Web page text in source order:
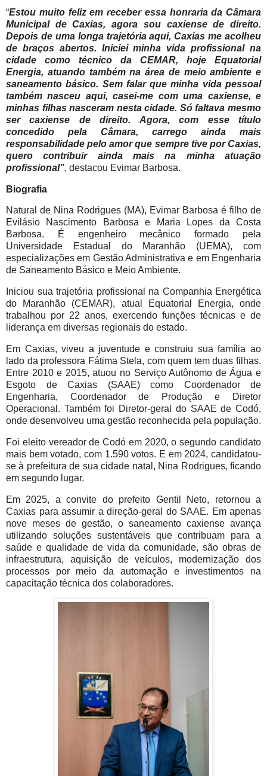
“Estou muito feliz em receber essa honraria da Câmara
Municipal de Caxias, agora sou caxiense de direito.
Depois de uma longa trajetória aqui, Caxias me acolheu
de braços abertos. Iniciei minha vida profissional na
cidade como técnico da CEMAR, hoje Equatorial
Energia, atuando também na área de meio ambiente e
saneamento básico. Sem falar que minha vida pessoal
também nasceu aqui, casei-me com uma caxiense, e
minhas filhas nasceram nesta cidade. Só faltava mesmo
ser caxiense de direito. Agora, com esse título
concedido pela Câmara, carrego ainda mais
responsabilidade pelo amor que sempre tive por Caxias,
quero contribuir ainda mais na minha atuação
profissional”, destacou Evimar Barbosa.
Biografia
Natural de Nina Rodrigues (MA), Evimar Barbosa é filho de
Evilásio Nascimento Barbosa e Maria Lopes da Costa
Barbosa. É engenheiro mecânico formado pela
Universidade Estadual do Maranhão (UEMA), com
especializações em Gestão Administrativa e em Engenharia
de Saneamento Básico e Meio Ambiente.
Iniciou sua trajetória profissional na Companhia Energética
do Maranhão (CEMAR), atual Equatorial Energia, onde
trabalhou por 22 anos, exercendo funções técnicas e de
liderança em diversas regionais do estado.
Em Caxias, viveu a juventude e construiu sua família ao
lado da professora Fátima Stela, com quem tem duas filhas.
Entre 2010 e 2015, atuou no Serviço Autônomo de Água e
Esgoto de Caxias (SAAE) como Coordenador de
Engenharia, Coordenador de Produção e Diretor
Operacional. Também foi Diretor-geral do SAAE de Codó,
onde desenvolveu uma gestão reconhecida pela população.
Foi eleito vereador de Codó em 2020, o segundo candidato
mais bem votado, com 1.590 votos. E em 2024, candidatou-
se à prefeitura de sua cidade natal, Nina Rodrigues, ficando
em segundo lugar.
Em 2025, a convite do prefeito Gentil Neto, retornou a
Caxias para assumir a direção-geral do SAAE. Em apenas
nove meses de gestão, o saneamento caxiense avança
utilizando soluções sustentáveis que contribuam para a
saúde e qualidade de vida da comunidade, são obras de
infraestrutura, aquisição de veículos, modernização dos
processos por meio da automação e investimentos na
capacitação técnica dos colaboradores.